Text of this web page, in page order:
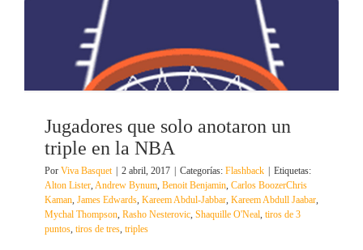
Jugadores que solo anotaron un
triple en la NBA
Por Viva Basquet 2 abril, 2017 Categorías: Flashback
Etiquetas:
Alton Lister, Andrew Bynum, Benoit Benjamin, Carlos BoozerChris
Kaman, James Edwards, Kareem Abdul-Jabbar, Kareem Abdull Jaabar,
Mychal Thompson, Rasho Nesterovic, Shaquille O'Neal, tiros de 3
puntos, tiros de tres, triples